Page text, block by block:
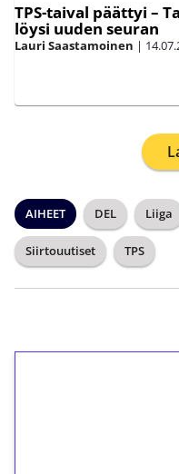
TPS-taival päättyi –
löysi uuden seuran
Lauri Saastamoinen |
AIHEET DEL Liiga
Siirtouutiset TPS